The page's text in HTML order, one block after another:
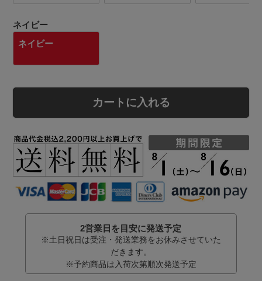
ネイビー
ネイビー
カートに入れる
2営業日を目安に発送予定
※土日祝日は受注・発送業務をお休みさせていた
だきます。
※予約商品は入荷次第順次発送予定